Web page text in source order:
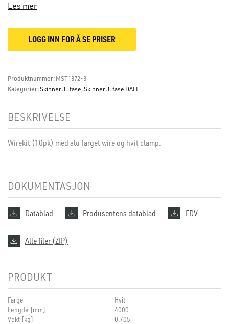
Les mer
LOGG INN FOR Å SE PRISER
Produktnummer: MST1372-3
Kategorier:Skinner 3 -fase,Skinner 3-fase DALI
BESKRIVELSE
Wirekit (10pk) med alu farget wire og hvit clamp.
DOKUMENTASJON
Datablad Produsentens datablad FDV
Alle filer (ZIP)
PRODUKT
Farge
Hvit
Lengde [mm]
4000
Vekt [kg]
0.705